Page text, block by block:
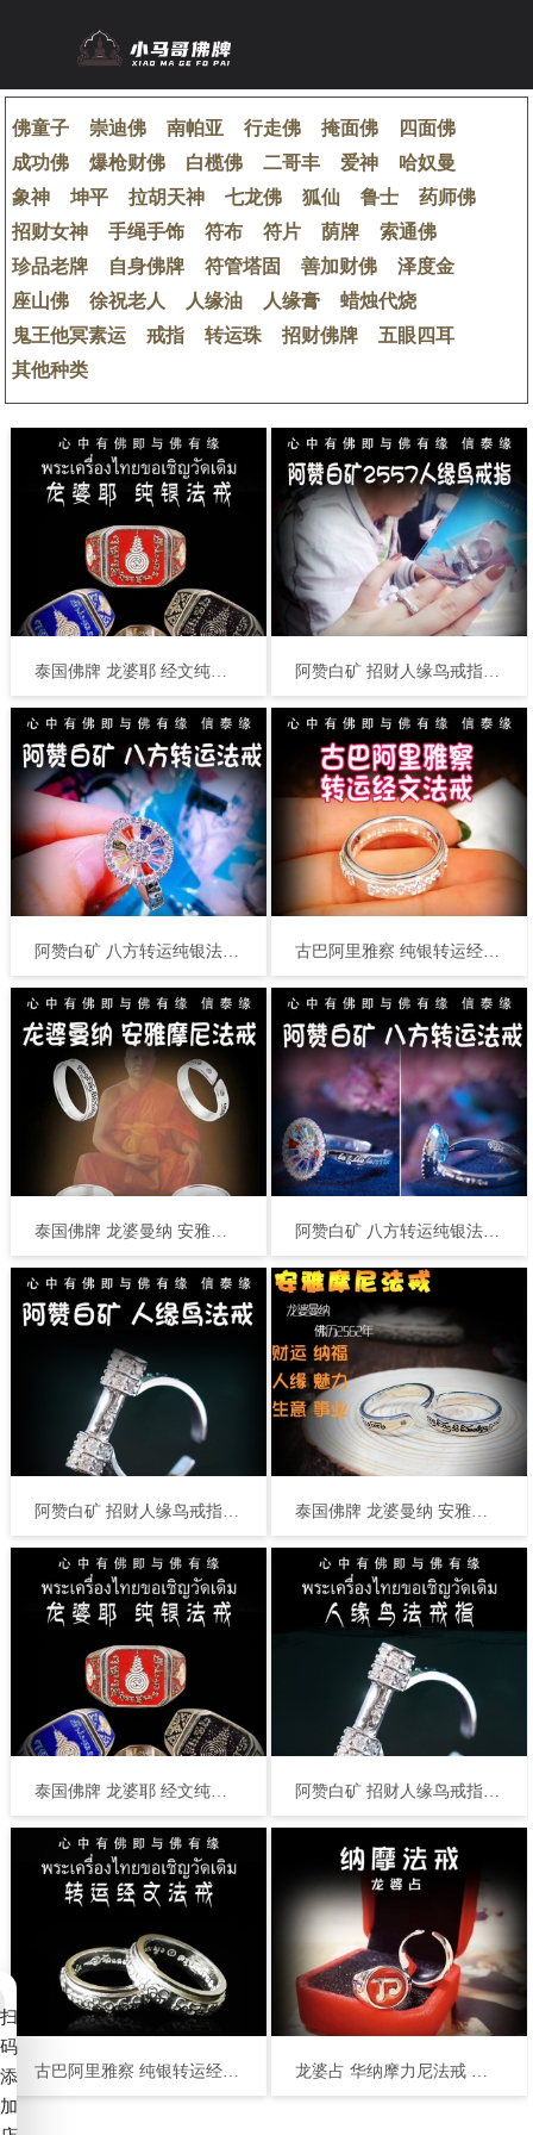
佛童子 崇迪佛 南帕亚 行走佛 掩面佛
四面佛
成功佛
爆枪财佛 白榄佛 二哥丰 爱神
哈奴曼
象神
坤平 拉胡天神 七龙佛 狐仙 鲁士
药师佛
招财女神
手绳手饰 符布 符片 荫牌
索通佛
珍品老牌
自身佛牌 符管塔固 善加财佛
泽度金
座山佛
徐祝老人 人缘油 人缘膏
蜡烛代烧
鬼王他冥素运
戒指 转运珠 招财佛牌
五眼四耳
其他种类
泰国佛牌 龙婆耶 经文纯银法戒 戒指 守财不漏财 旺人缘生意 增强提升运势 平安招财 阿赞白矿 招财人缘鸟戒指 泰国佛牌 人缘事业 口才说服力 转运生意 感情桃花
阿赞白矿 八方转运纯银法戒 泰国佛牌 八方好运 转运增福 事业名望 爱情姻缘 投资金融 古巴阿里雅察 纯银转运经文戒指 泰国佛牌 转运招财 转走霉运 好运都来 财源滚滚
泰国佛牌 龙婆曼纳 安雅摩尼法戒 戒指 转运招财 事业生意 人缘口才 桃花姻缘 阿赞白矿 八方转运纯银法戒 泰国佛牌 八方好运 转运增福 事业名望 爱情姻缘 投资金融
阿赞白矿 招财人缘鸟戒指 泰国佛牌 人缘事业 口才说服力 转运生意 感情桃花 泰国佛牌 龙婆曼纳 安雅摩尼法戒 戒指 转运招财 事业生意 人缘口才 桃花姻缘
泰国佛牌 龙婆耶 经文纯银法戒 戒指 守财不漏财 旺人缘生意 增强提升运势 平安招财 阿赞白矿 招财人缘鸟戒指 泰国佛牌 人缘事业 口才说服力 转运生意 感情桃花
古巴阿里雅察 纯银转运经文戒指 泰国佛牌 转运招财 转走霉运 好运都来 财源滚滚 龙婆占 华纳摩‬力尼法戒 泰国佛牌 招财守财 异性缘贵人缘
扫
码
添
加